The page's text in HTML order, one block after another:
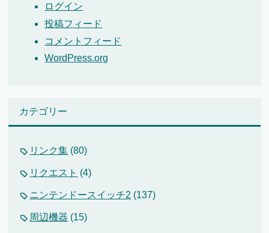
ログイン
投稿フィード
コメントフィード
WordPress.org
カテゴリー
リンク集 (80)
リクエスト (4)
ニンテンドースイッチ2 (137)
周辺機器 (15)